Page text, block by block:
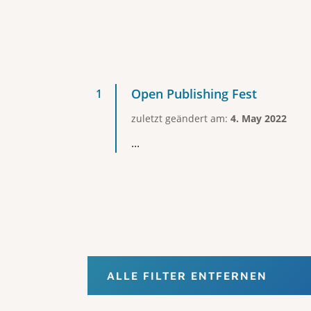
Open Publishing Fest
zuletzt geändert am: 4. May 2022
...
ALLE FILTER ENTFERNEN